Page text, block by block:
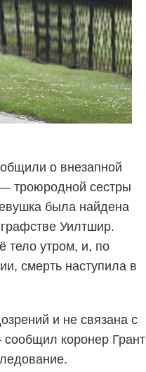
о внезапной
троюродной сестры
была найдена
Уилтшир.
тело утром, и, по
смерть наступила в
и не связана с
коронер Грант